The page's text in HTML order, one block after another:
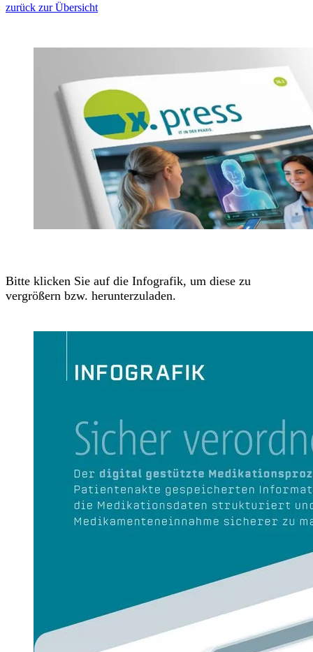
zurück zur Übersicht
Bitte klicken Sie auf die Infografik, um diese zu
vergrößern bzw. herunterzuladen.